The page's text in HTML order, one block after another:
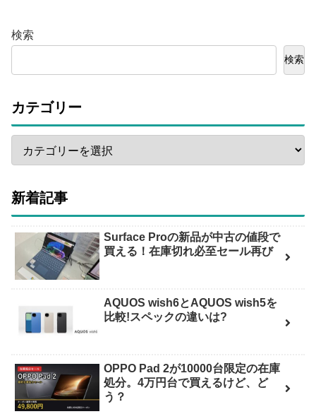
検索
検索
カテゴリー
新着記事
Surface Proの新品が中古の値段で
買える！在庫切れ必至セール再び
AQUOS wish6とAQUOS wish5を
比較!スペックの違いは?
OPPO Pad 2が10000台限定の在庫
処分。4万円台で買えるけど、ど
う？